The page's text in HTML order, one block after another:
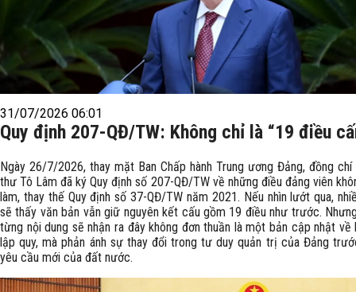
31/07/2026 06:01
Quy định 207-QĐ/TW: Không chỉ là “19 điều
Ngày 26/7/2026, thay mặt Ban Chấp hành Trung ương Đảng, đồng chí
thư Tô Lâm đã ký Quy định số 207-QĐ/TW về những điều đảng viên
làm, thay thế Quy định số 37-QĐ/TW năm 2021. Nếu nhìn lướt qua,
sẽ thấy văn bản vẫn giữ nguyên kết cấu gồm 19 điều như trước.
từng nội dung sẽ nhận ra đây không đơn thuần là một bản cập nhật về
lập quy, mà phản ánh sự thay đổi trong tư duy quản trị của Đảng
yêu cầu mới của đất nước.